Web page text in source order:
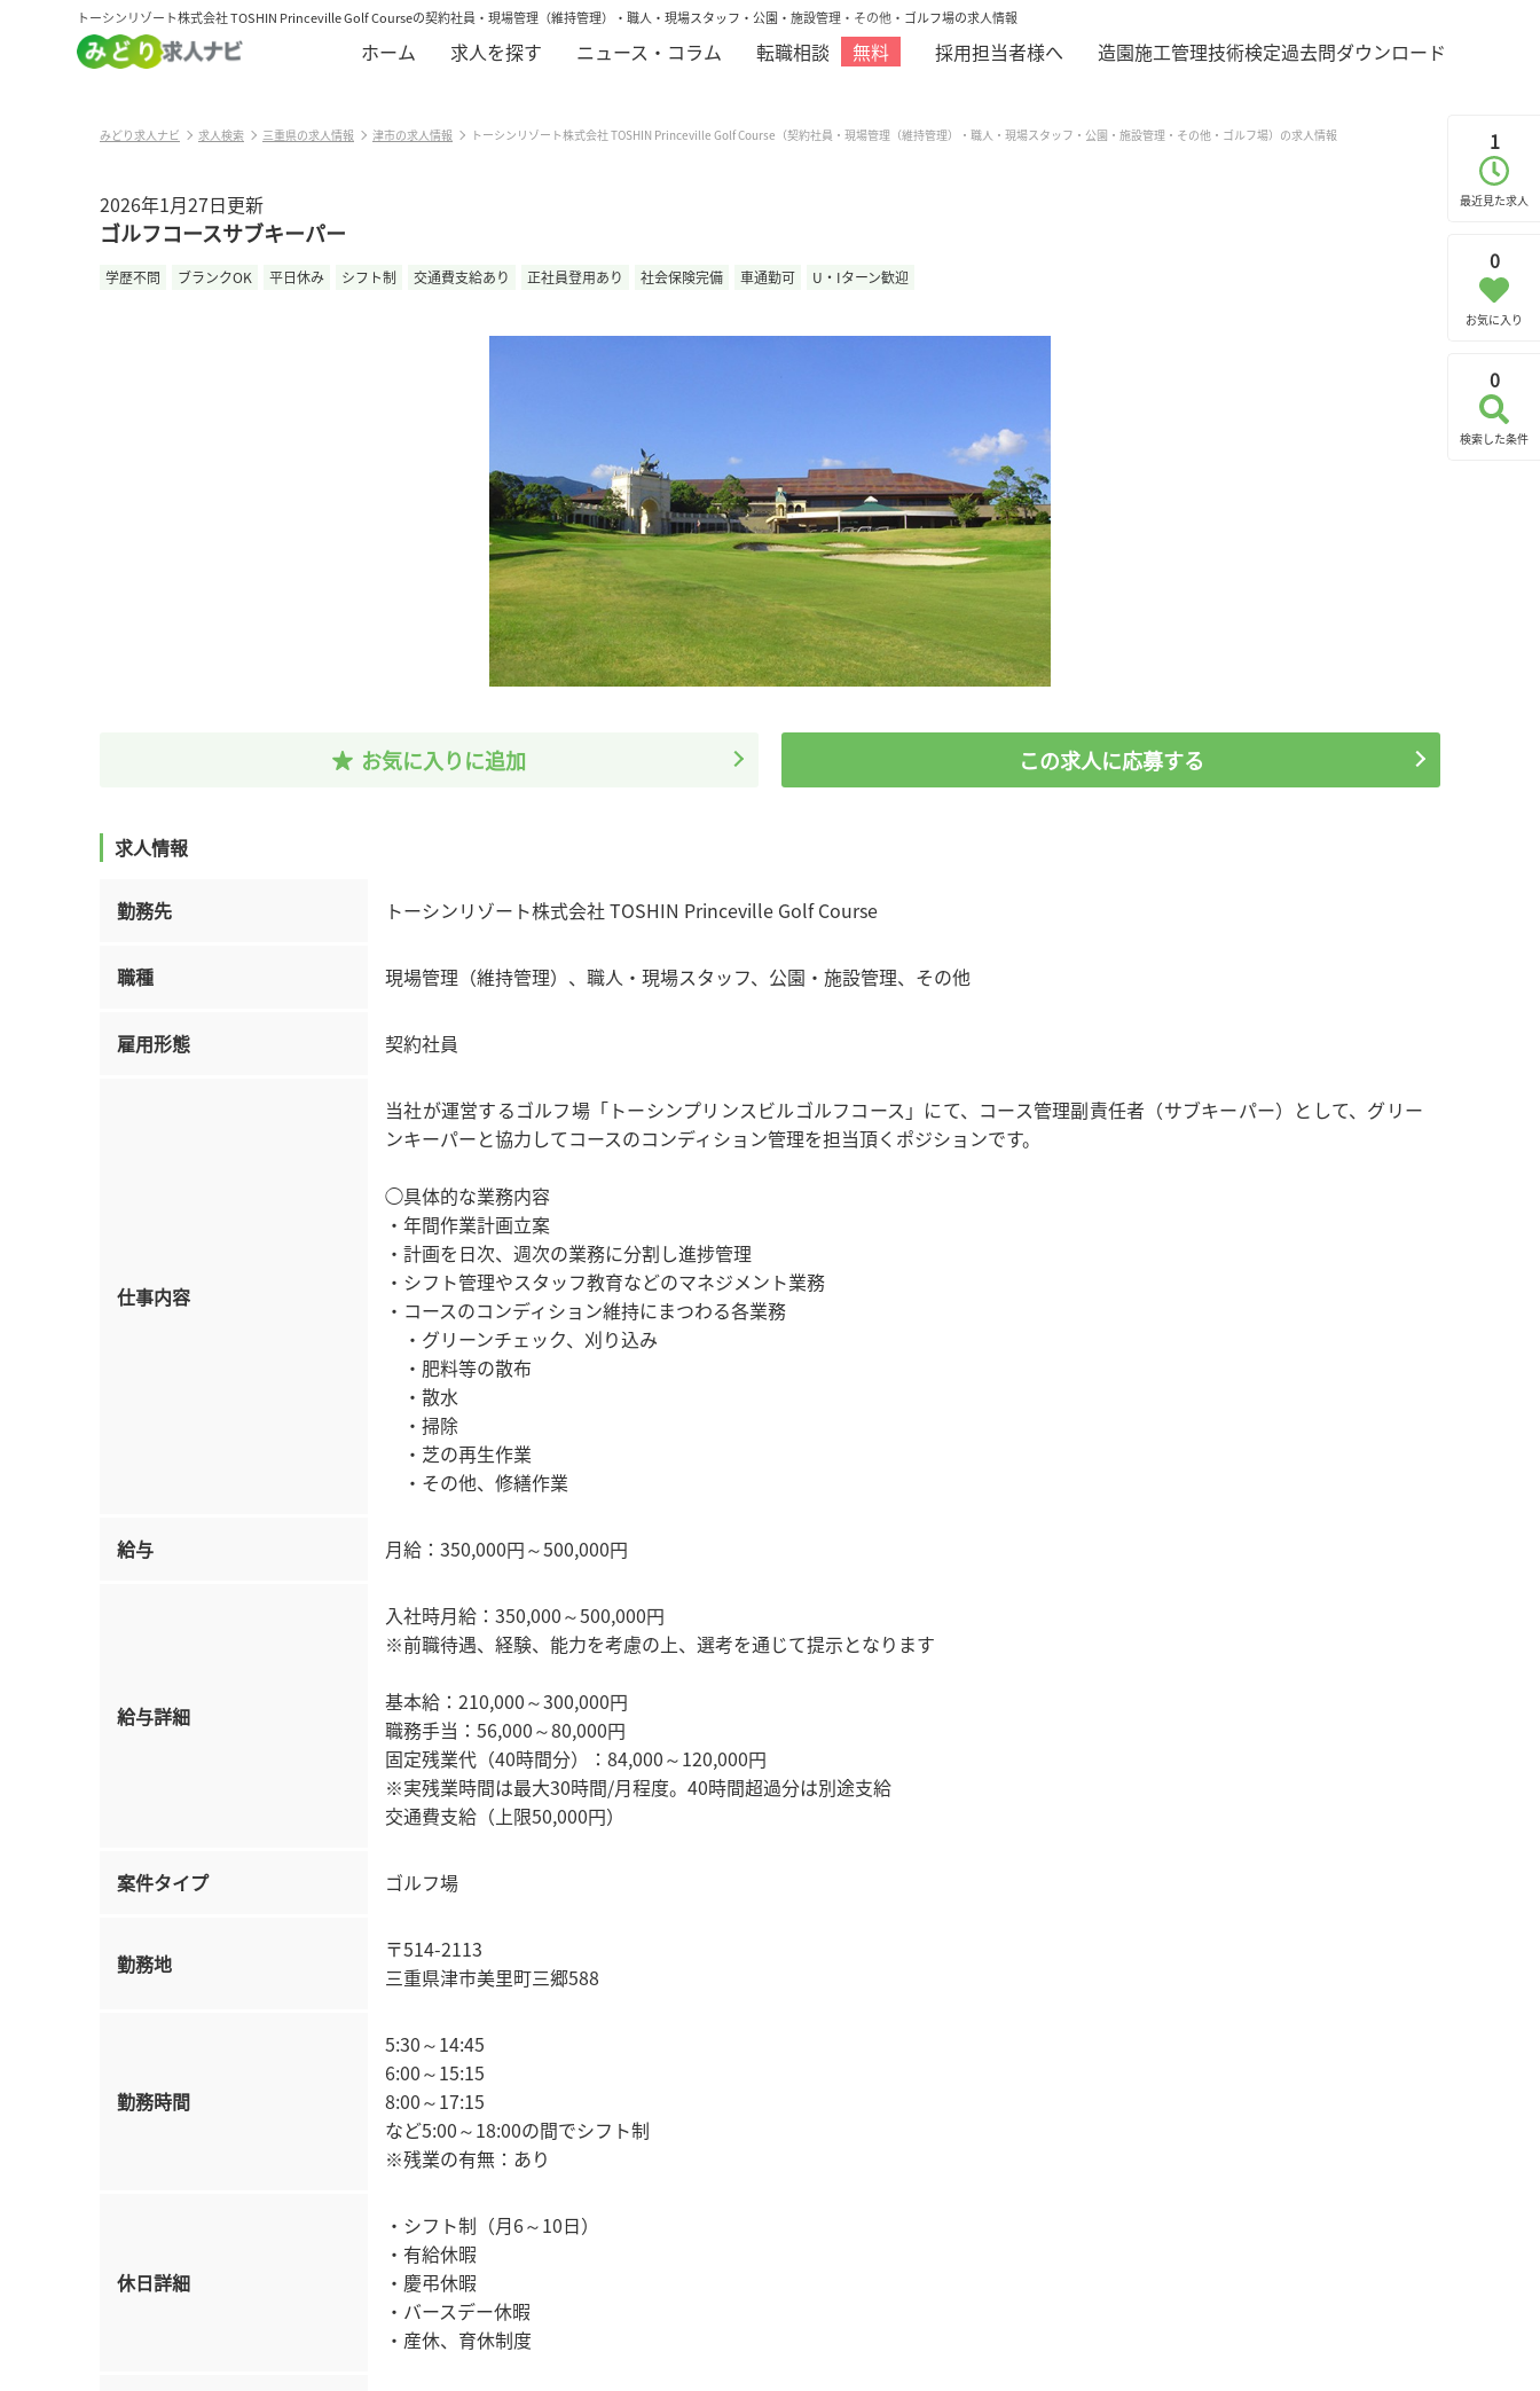
トーシンリゾート株式会社 TOSHIN Princeville Golf Courseの契約社員・現場管理（維持管理）・職人・現場スタッフ・公園・施設管理・その他・ゴルフ場の求人情報
1
最近見た求人
0
お気に入り
0
検索した条件
ホーム 求人を探す ニュース・コラム 転職相談 無料 採用担当者様へ 造園施工管理技術検定過去問ダウンロード
みどり求人ナビ 求人検索 三重県の求人情報 津市の求人情報 トーシンリゾート株式会社 TOSHIN Princeville Golf Course（契約社員・現場管理（維持管理）・職人・現場スタッフ・公園・施設管理・その他・ゴルフ場）の求人情報
2026年1月27日更新
ゴルフコースサブキーパー
学歴不問 ブランクOK 平日休み シフト制 交通費支給あり 正社員登用あり 社会保険完備 車通勤可 U・Iターン歓迎
お気に入りに追加 この求人に応募する
求人情報
勤務先 トーシンリゾート株式会社 TOSHIN Princeville Golf Course
職種 現場管理（維持管理） 、 職人・現場スタッフ、 公園・施設管理、 その他
雇用形態 契約社員
仕事内容
当社が運営するゴルフ場「トーシンプリンスビルゴルフコース」にて、コース管理副責任者（サブキーパー）として、グリー
ンキーパーと協力してコースのコンディション管理を担当頂くポジションです。
◯具体的な業務内容
・年間作業計画立案
・計画を日次、週次の業務に分割し進捗管理
・シフト管理やスタッフ教育などのマネジメント業務
・コースのコンディション維持にまつわる各業務
・グリーンチェック、刈り込み
・肥料等の散布
・散水
・掃除
・芝の再生作業
・その他、修繕作業
給与 月給：350,000円～500,000円
給与詳細
入社時月給：350,000～500,000円
※前職待遇、経験、能力を考慮の上、選考を通じて提示となります
基本給：210,000～300,000円
職務手当：56,000～80,000円
固定残業代（40時間分）：84,000～120,000円
※実残業時間は最大30時間/月程度。40時間超過分は別途支給
交通費支給（上限50,000円）
案件タイプ ゴルフ場
勤務地
〒514-2113
三重県津市美里町三郷588
勤務時間
5:30～14:45
6:00～15:15
8:00～17:15
など5:00～18:00の間でシフト制
※残業の有無：あり
休日詳細
・シフト制（月6～10日）
・有給休暇
・慶弔休暇
・バースデー休暇
・産休、育休制度